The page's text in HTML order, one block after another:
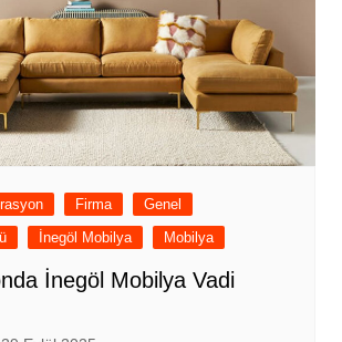
Firma
Genel
İnegöl Mobilya Mobilya
İnegöl Mobilya Vadi